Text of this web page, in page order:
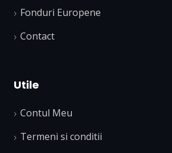
Fonduri Europene
Contact
Utile
Contul Meu
Termeni si conditii